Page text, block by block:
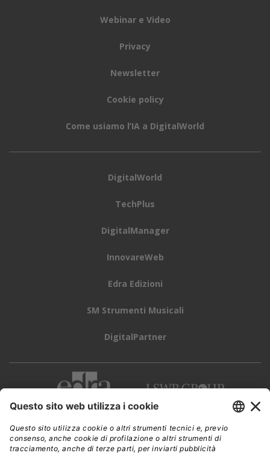
Webinar e Video
Privacy
Newsletter
Cookie policy
Come usiamo l’IA a DigitalWorld
DigitalWorld
TechPlus
DigitalManager
InnovareWeb
Edra Edizioni
SM Strumenti Musicali
DigitalPartner
CWI è una testata giornalistica diEdra Edizioni s.r.l.
Direzione, amministrazione, redazione, pubblicità